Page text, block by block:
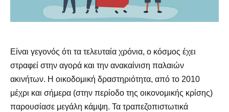
Είναι γεγονός ότι τα τελευταία χρόνια, ο κόσμος έχει
στραφεί στην αγορά και την ανακαίνιση παλαιών
ακινήτων. Η οικοδομική δραστηριότητα, από το 2010
μέχρι και σήμερα (στην περίοδο της οικονομικής κρίσης)
παρουσίασε μεγάλη κάμψη. Τα τραπεζοπιστωτικά